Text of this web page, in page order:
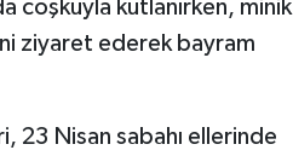
coşkuyla kutlanırken, minik
ziyaret ederek bayram
23 Nisan sabahı ellerinde